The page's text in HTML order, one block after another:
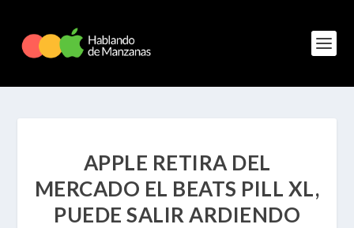
APPLE RETIRA DEL
MERCADO EL BEATS PILL XL,
PUEDE SALIR ARDIENDO